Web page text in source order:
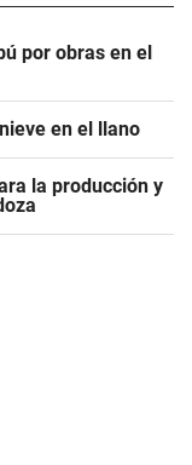
por obras en el
en el llano
la producción y